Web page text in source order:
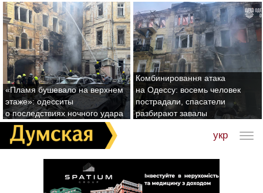
«Пламя бушевало на верхнем
этаже»: одесситы
о последствиях ночного удара
Комбинировання атака
на Одессу: восемь человек
пострадали, спасатели
разбирают завалы
укр